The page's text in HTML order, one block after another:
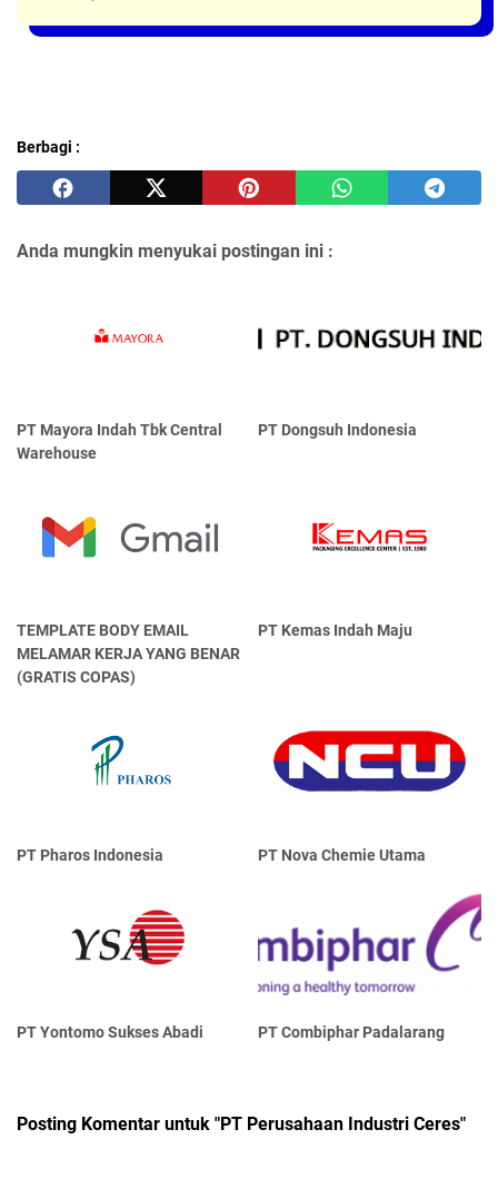
Berbagi :
Anda mungkin menyukai postingan ini :
PT Mayora Indаh Tbk Central
Warehouse
PT Dongsuh Indonesia
TEMPLATE BODY EMAIL
MELAMAR KERJA YANG BENAR
(GRATIS COPAS)
PT Kemas Indah Maju
PT Pharos Indonesia PT Nova Chemie Utama
PT Yontomo Sukses Abadi PT Combiphar Padalarang
Posting Komentar untuk "PT Perusahaan Industri Ceres"